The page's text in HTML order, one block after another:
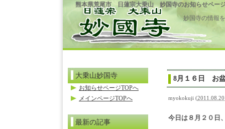
熊本県荒尾市 日蓮宗大乗山 妙国寺のお知らせペー
妙国寺の情報
8月１６日 お
myokokuji (
今日は８月２０日
大乗山妙国寺
お知らせページTOPへ
メインページTOPへ
最新の記事